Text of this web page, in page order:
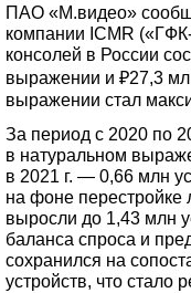
ПАО «М.видео»
компании ICMR
консолей в России
выражении и ₽27,3
выражении стал
За период с 2020 по
в натуральном
в 2021 г. — 0,66 млн
на фоне перестройке
выросли до 1,43 млн
баланса спроса и
сохранился на
устройств, что стало